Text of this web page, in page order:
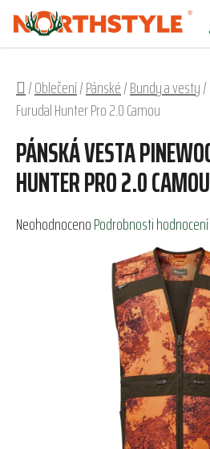
Přejít
obsah
Domů
/Oblečení/Pánské/Bundy a vesty/
Furudal Hunter Pro 2.0 Camou
PÁNSKÁ VESTA
HUNTER PRO 2.0 CAMOU
Průměrné
NeohodnocenoPodrobnosti hodnocení